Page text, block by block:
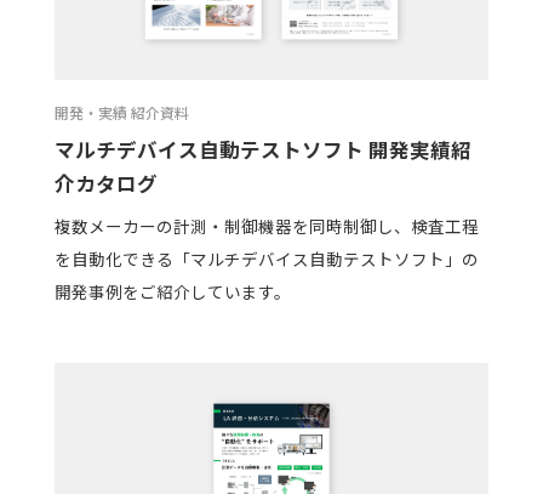
開発・実績 紹介資料
マルチデバイス自動テストソフト 開発実績紹
介カタログ
複数メーカーの計測・制御機器を同時制御し、検査工程
を自動化できる「マルチデバイス自動テストソフト」の
開発事例をご紹介しています。